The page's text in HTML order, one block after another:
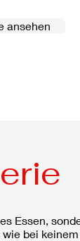
ansehen
Essen,
bei